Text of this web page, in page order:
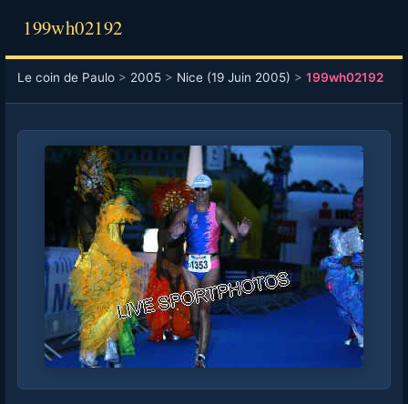
199wh02192
Le coin de Paulo> 2005> Nice (19 Juin 2005) > 199wh02192